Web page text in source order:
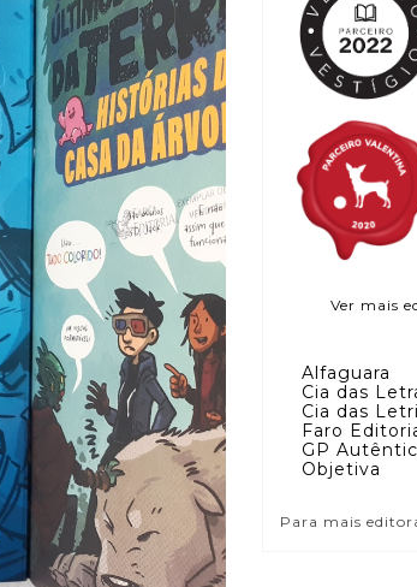
Ver mais
Alfaguara
Cia das
Cia das
Faro
GP
Objetiva
Para mais